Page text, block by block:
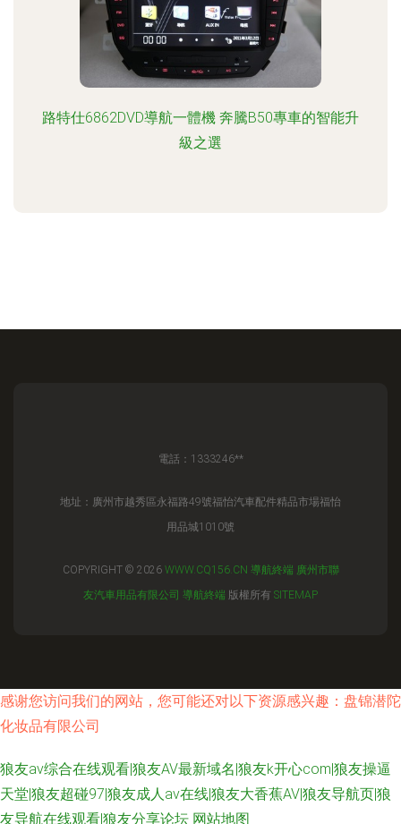
路特仕6862DVD導航一體機 奔騰B50專車的智能升
級之選
電話：1333246**
地址：廣州市越秀區永福路49號福怡汽車配件精品市場福怡
用品城1010號
COPYRIGHT © 2026 WWW.CQ156.CN 導航終端 廣州市聯
友汽車用品有限公司 導航終端 版權所有 SITEMAP
感谢您访问我们的网站，您可能还对以下资源感兴趣：盘锦潜陀
化妆品有限公司
狼友av综合在线观看|狼友AV最新域名|狼友k开心com|狼友操逼
天堂|狼友超碰97|狼友成人av在线|狼友大香蕉AV|狼友导航页|狼
友导航在线观看|狼友分享论坛 网站地图